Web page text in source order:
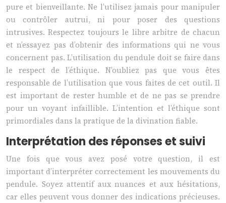
pure et bienveillante. Ne l’utilisez jamais pour manipuler
ou contrôler autrui, ni pour poser des questions
intrusives. Respectez toujours le libre arbitre de chacun
et n’essayez pas d’obtenir des informations qui ne vous
concernent pas. L’utilisation du pendule doit se faire dans
le respect de l’éthique. N’oubliez pas que vous êtes
responsable de l’utilisation que vous faites de cet outil. Il
est important de rester humble et de ne pas se prendre
pour un voyant infaillible. L’intention et l’éthique sont
primordiales dans la pratique de la divination fiable.
Interprétation des réponses et suivi
Une fois que vous avez posé votre question, il est
important d’interpréter correctement les mouvements du
pendule. Soyez attentif aux nuances et aux hésitations,
car elles peuvent vous donner des indications précieuses.